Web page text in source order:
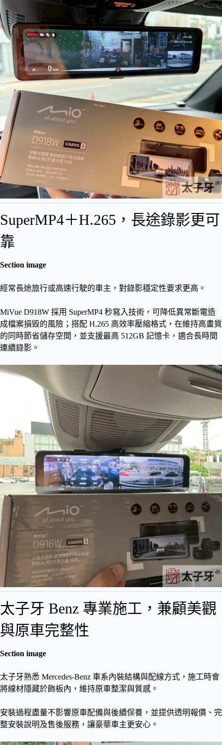
SuperMP4＋H.265，長途錄影更可
靠
Section image
經常長途旅行或高速行駛的車主，對錄影穩定性要求更高。
MiVue D918W 採用 SuperMP4 秒寫入技術，可降低異常斷電造
成檔案損毀的風險；搭配 H.265 高效率壓縮格式，在維持高畫質
的同時節省儲存空間，並支援最高 512GB 記憶卡，適合長時間
連續錄影。
太子牙 Benz 專業施工，兼顧美觀
與原車完整性
Section image
太子牙熟悉 Mercedes-Benz 車系內裝結構與配線方式，施工時會
將線材隱藏於飾板內，維持原車整潔與質感。
安裝過程盡量不影響原車配備與後續保養，並提供透明報價、完
整安裝說明及售後服務，讓豪華車主更安心。